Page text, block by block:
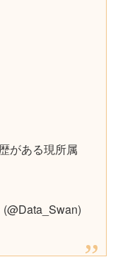
がある現所属